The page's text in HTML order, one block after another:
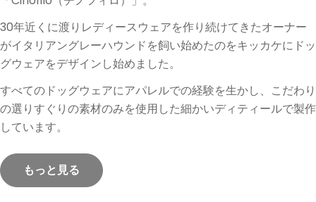
30年近くに渡りレディースウェアを作り続けてきたオーナー
がイタリアングレーハウンドを飼い始めたのをキッカケにドッ
グウェアをデザインし始めました。
すべてのドッグウェアにアパレルでの経験を生かし、こだわり
の選りすぐりの素材のみを使用した細かいディティールで製作
しています。
もっと見る